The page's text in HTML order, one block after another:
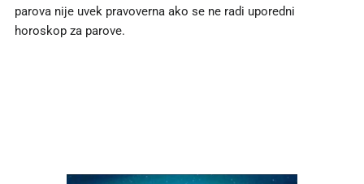
parova nije uvek pravoverna ako se ne radi uporedni
horoskop za parove.